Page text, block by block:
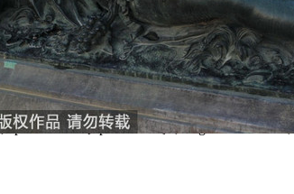
糖尿病
凤凰新媒体介绍 | 投资者关系
"productid":"{#productId#}", "tagoffixture":